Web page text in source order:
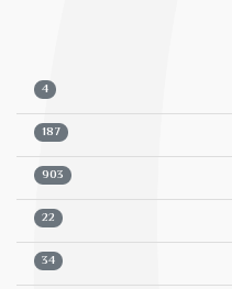
4
187
903
22
34